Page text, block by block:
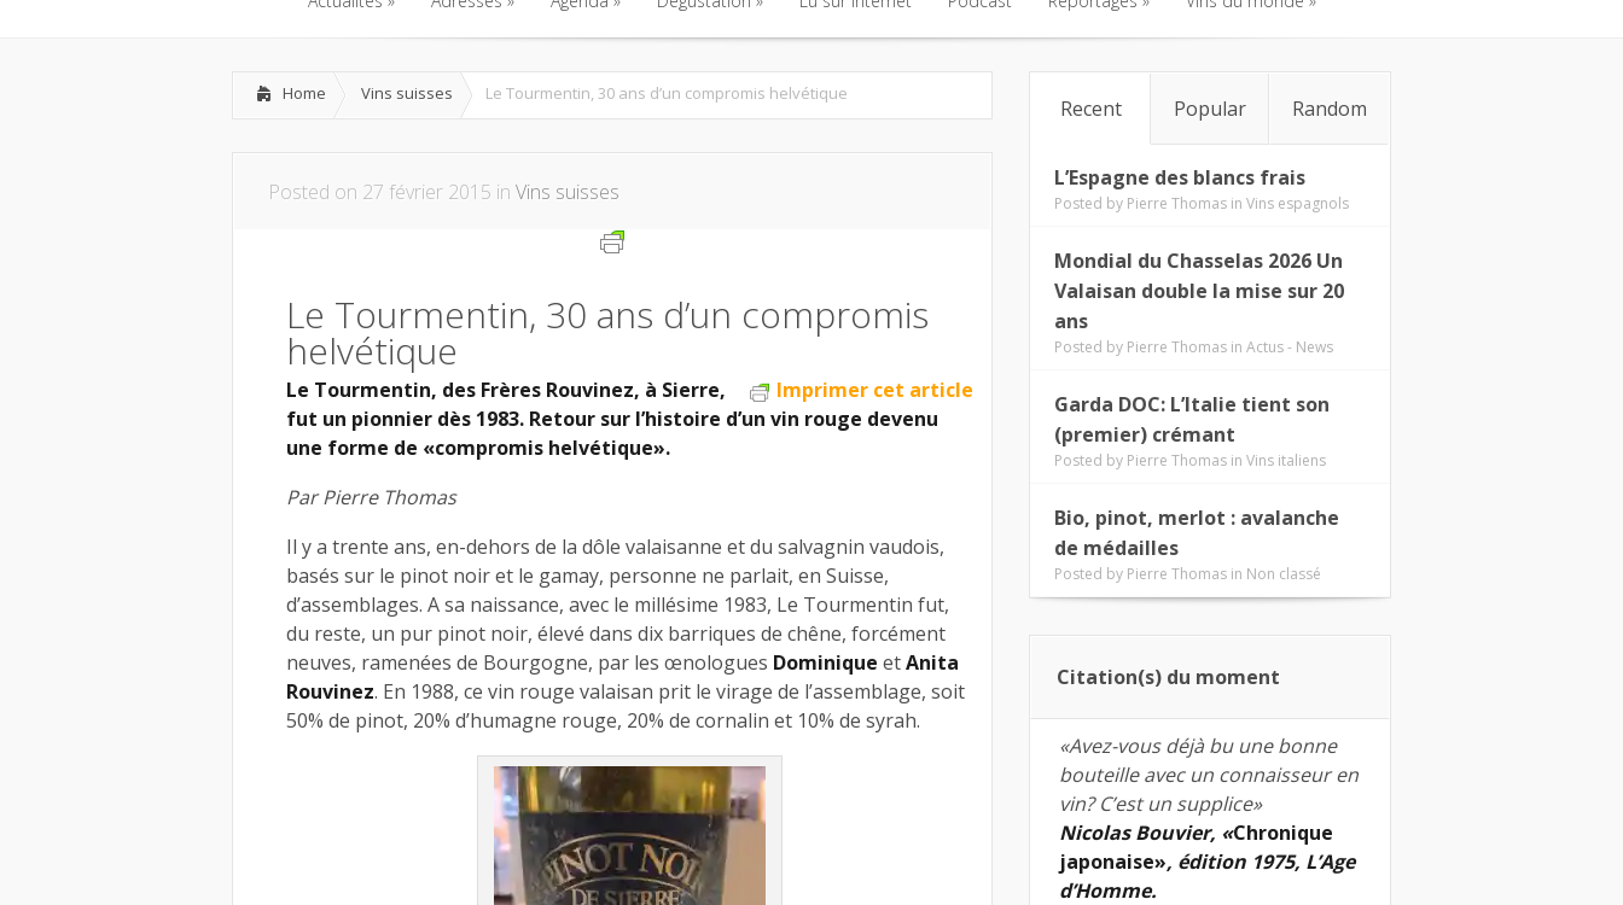
Actualités Adresses Agenda Dégustation Lu sur Internet Podcast Reportages Vins du monde
Home Vins suisses Le Tourmentin, 30 ans d’un compromis helvétique
Posted on 27 février 2015 in Vins suisses
Le Tourmentin, 30 ans d’un compromis
helvétique
Imprimer cet article
Le Tourmentin, des Frères Rouvinez, à Sierre,
fut un pionnier dès 1983. Retour sur l’histoire d’un vin rouge devenu
une forme de «compromis helvétique».
Par Pierre Thomas
Il y a trente ans, en-dehors de la dôle valaisanne et du salvagnin vaudois,
basés sur le pinot noir et le gamay, personne ne parlait, en Suisse,
d’assemblages. A sa naissance, avec le millésime 1983, Le Tourmentin fut,
du reste, un pur pinot noir, élevé dans dix barriques de chêne, forcément
neuves, ramenées de Bourgogne, par les œnologues Dominique etAnita
Rouvinez. En 1988, ce vin rouge valaisan prit le virage de l’assemblage, soit
50% de pinot, 20% d’humagne rouge, 20% de cornalin et 10% de syrah.
Recent Popular Random
L’Espagne des blancs frais
Posted by Pierre Thomas in Vins espagnols
Mondial du Chasselas 2026 Un
Valaisan double la mise sur 20
ans
Posted by Pierre Thomas in Actus - News
Garda DOC: L’Italie tient son
(premier) crémant
Posted by Pierre Thomas in Vins italiens
Bio, pinot, merlot : avalanche
de médailles
Posted by Pierre Thomas in Non classé
Citation(s) du moment
«Avez-vous déjà bu une bonne
bouteille avec un connaisseur en
vin? C’est un supplice»
Nicolas Bouvier, «Chronique
japonaise», édition 1975, L’Age
d’Homme.